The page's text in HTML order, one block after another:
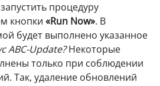
процедуру
кнопки «Run Now». В
будет выполнено указанное
ABC-Update?Некоторые
только при соблюдении
Так, удаление обновлений